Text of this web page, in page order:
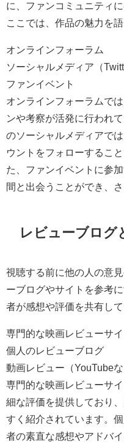
に、ファンコミュニティ
ここでは、作品の魅力を
オンラインフォーラム
ソーシャルメディア（
ファンイベント
オンラインフォーラムで
ンや考察が活発に行われ
のソーシャルメディアで
ウントをフォローするこ
た、ファンイベントに参
間と出会うことができ、
レビューブログ
視聴する前に他の人の意
ーブログやサイトを参考
者が感想や評価を共有して
専門的な映画レビューサイ
個人のレビューブログ
動画レビュー（YouTubeな
専門的な映画レビューサ
細な評価を提供しており
すく紹介されています。
者の素直な感想やアドバ